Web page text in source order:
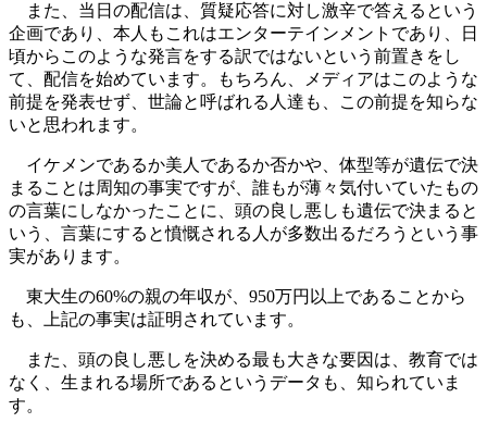
また、当日の配信は、質疑応答に対し激辛で答えるという
企画であり、本人もこれはエンターテインメントであり、日
頃からこのような発言をする訳ではないという前置きをし
て、配信を始めています。もちろん、メディアはこのような
前提を発表せず、世論と呼ばれる人達も、この前提を知らな
いと思われます。
イケメンであるか美人であるか否かや、体型等が遺伝で決
まることは周知の事実ですが、誰もが薄々気付いていたもの
の言葉にしなかったことに、頭の良し悪しも遺伝で決まると
いう、言葉にすると憤慨される人が多数出るだろうという事
実があります。
東大生の60%の親の年収が、950万円以上であることから
も、上記の事実は証明されています。
また、頭の良し悪しを決める最も大きな要因は、教育では
なく、生まれる場所であるというデータも、知られていま
す。